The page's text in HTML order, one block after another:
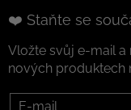
❤️ Staňte se
Vložte svůj e-mail
nových produktech
E-mail